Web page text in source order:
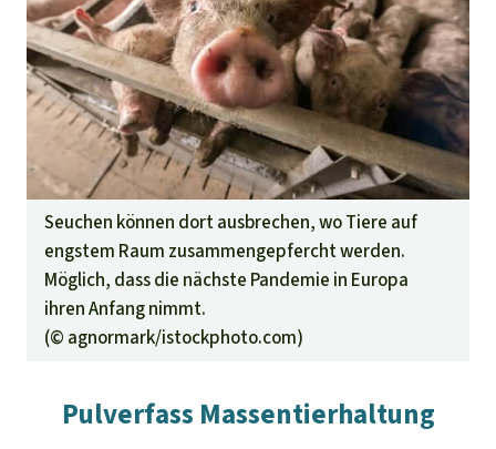
Seuchen können dort ausbrechen, wo Tiere auf
engstem Raum zusammengepfercht werden.
Möglich, dass die nächste Pandemie in Europa
ihren Anfang nimmt.
(© agnormark/istockphoto.com)
Pulverfass Massentierhaltung